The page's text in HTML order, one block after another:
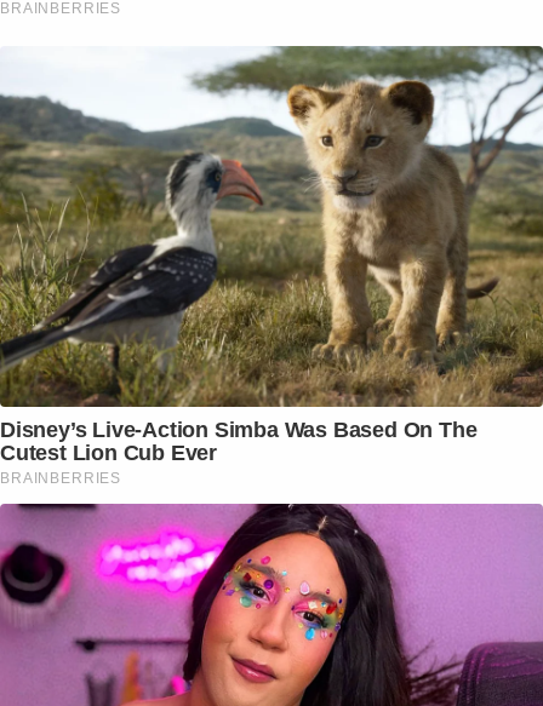
BRAINBERRIES
Disney’s Live-Action Simba Was Based On The
Cutest Lion Cub Ever
BRAINBERRIES